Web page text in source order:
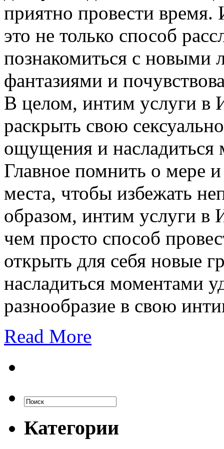
приятно провести
это не только способ
познакомиться с новыми
фантазиями и
В целом, интим услуги в
раскрыть свою
ощущения и насладиться
Главное помнить о мере
места, чтобы избежать
образом, интим услуги в
чем просто способ
открыть для себя новые
насладиться моментами
разнообразие в свою
Read More
Категории